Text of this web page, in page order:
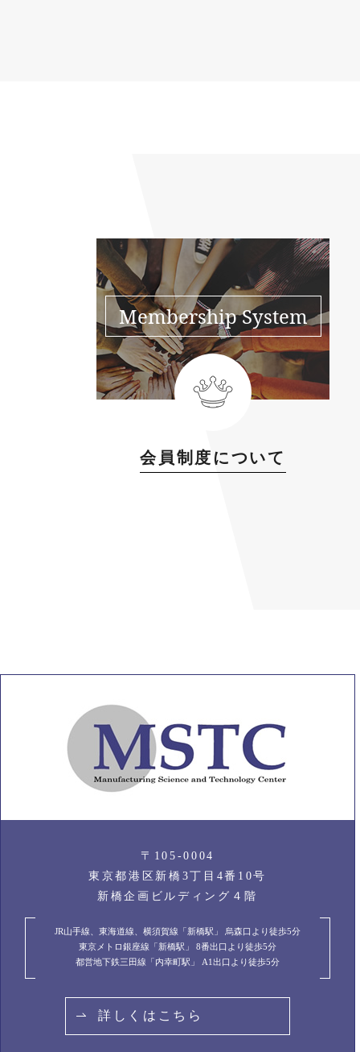
Membership System
会員制度について
〒105-0004
東京都港区新橋3丁目4番10号
新橋企画ビルディング４階
JR山手線、東海道線、横須賀線「新橋駅」 烏森口より徒歩5分
東京メトロ銀座線「新橋駅」 8番出口より徒歩5分
都営地下鉄三田線「内幸町駅」 A1出口より徒歩5分
詳しくはこちら